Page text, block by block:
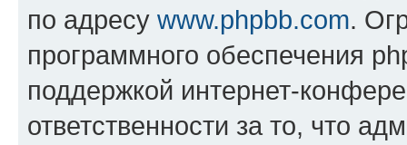
по адресу www.phpbb.com.
программного обеспечения
поддержкой интернет-
ответственности за то, что